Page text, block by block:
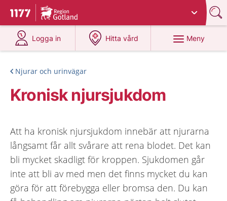
Till startsidan för 1177
Du har valt region
Logga in
på 1177.se
Hitta vård
på 1177.se
Meny
Njurar och urinvägar
Kronisk njursjukdom
Att ha kronisk njursjukdom innebär att njurarna
långsamt får allt svårare att rena blodet. Det kan
bli mycket skadligt för kroppen. Sjukdomen går
inte att bli av med men det finns mycket du kan
göra för att förebygga eller bromsa den. Du kan